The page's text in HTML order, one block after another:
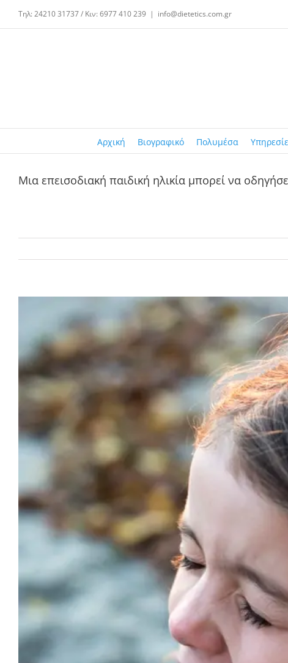
Τηλ: 24210 31737 / Κιν: 6977 410 239 | info@dietetics.com.gr
Αρχική Βιογραφικό Πολυμέσα
Μια επεισοδιακή παιδική ηλικία μπορεί να
μεγαλύτερης
εικόνας